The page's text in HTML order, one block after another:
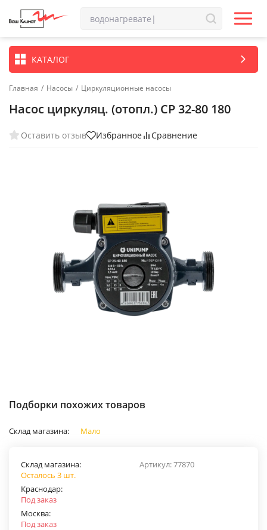
КАТАЛОГ
Главная / Насосы / Циркуляционные насосы
Насос циркуляц. (отопл.) CP 32-80 180
Оставить отзыв Избранное Сравнение
Подборки похожих товаров
Склад магазина: Мало
Артикул:77870
Склад магазина:
Осталось 3 шт.
Краснодар:
Под заказ
Москва:
Под заказ